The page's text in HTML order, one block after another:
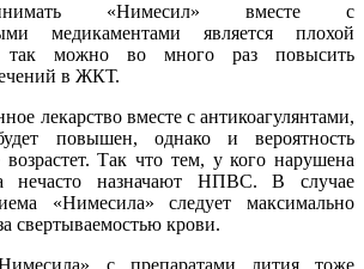
«Нимесил» вместе с
медикаментами является плохой
так можно во много раз повысить
в ЖКТ.
лекарство вместе с антикоагулянтами,
повышен, однако и вероятность
Так что тем, у кого нарушена
нечасто назначают НПВС. В случае
«Нимесила» следует максимально
свертываемостью крови.